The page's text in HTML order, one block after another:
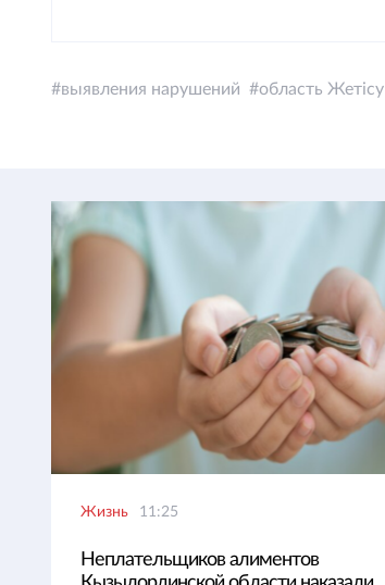
выявления нарушений область Жетiсу
Жизнь 11:25
Неплательщиков алиментов